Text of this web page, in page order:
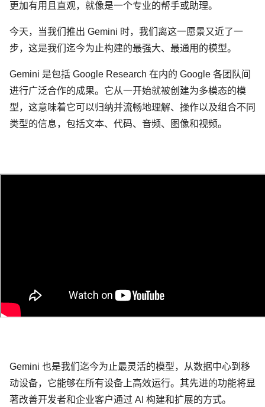
更加有用且直观，就像是一个专业的帮手或助理。
今天，当我们推出 Gemini 时，我们离这一愿景又近了一
步，这是我们迄今为止构建的最强大、最通用的模型。
Gemini 是包括 Google Research 在内的 Google 各团队间
进行广泛合作的成果。它从一开始就被创建为多模态的模
型，这意味着它可以归纳并流畅地理解、操作以及组合不同
类型的信息，包括文本、代码、音频、图像和视频。
Gemini 也是我们迄今为止最灵活的模型，从数据中心到移
动设备，它能够在所有设备上高效运行。其先进的功能将显
著改善开发者和企业客户通过 AI 构建和扩展的方式。